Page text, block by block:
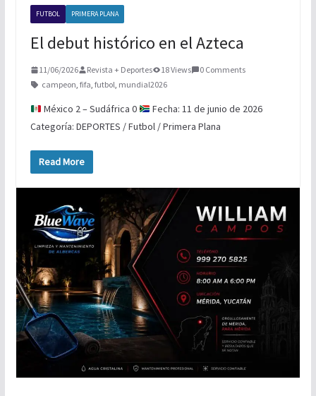
FUTBOL PRIMERA PLANA
El debut histórico en el Azteca
11/06/2026 Revista + Deportes 18 Views
0 Comments
campeon, fifa, futbol, mundial2026
México 2 – Sudáfrica 0
Fecha: 11 de junio de 2026
Categoría: DEPORTES / Futbol / Primera Plana
Read More